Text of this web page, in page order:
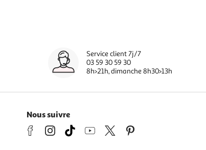
Service client 7j/7
03 59 30 59 30
8h>21h, dimanche 8h30>13h
Nous suivre